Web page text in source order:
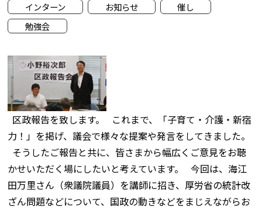
インターン
お知らせ
催し
勉強会
区政報告を致します。 これまで、「子育て・介護・新宿
力！」を掲げ、議会で様々な提案や発言をしてきました。
そうしたご報告と共に、皆さまから幅広くご意見をお聴
かせいただく場にしたいと考えています。 今回は、海江
田万里さん（衆議院議員）を講師に招き、厚労省の統計改
ざん問題などについて、国政の動きなどをまじえながらお